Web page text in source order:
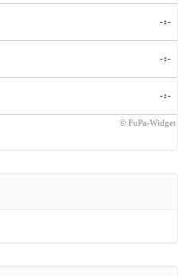
-:-
-:-
-:-
© FuPa-Widget